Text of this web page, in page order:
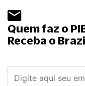
Quem faz o
Receba o